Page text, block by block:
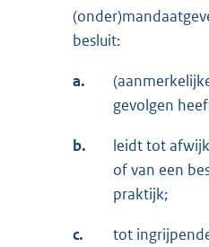
besluit:
a.
gevolgen
b.
leidt tot
of van een
praktijk;
c.
tot